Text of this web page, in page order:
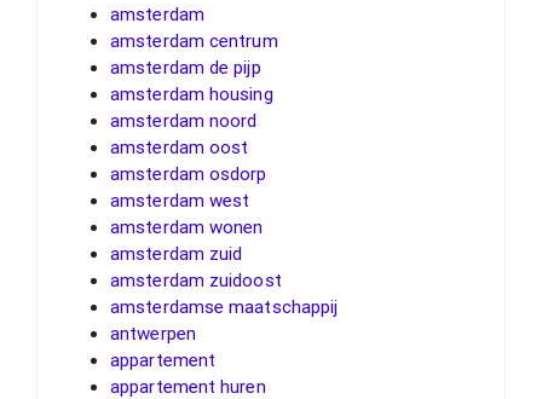
amsterdam
amsterdam centrum
amsterdam de pijp
amsterdam housing
amsterdam noord
amsterdam oost
amsterdam osdorp
amsterdam west
amsterdam wonen
amsterdam zuid
amsterdam zuidoost
amsterdamse maatschappij
antwerpen
appartement
appartement huren